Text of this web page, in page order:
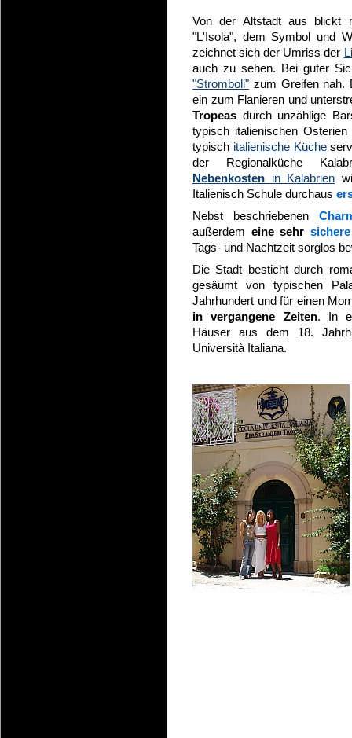
Von der Altstadt aus blickt
"L'Isola", dem Symbol und
zeichnet sich der Umriss der
auch zu sehen. Bei guter
"Stromboli" zum Greifen nah.
ein zum Flanieren und
Tropeas durch unzählige
typisch italienischen
typisch italienische Küche
der Regionalküche
Nebenkosten in Kalabrien
Italienisch Schule durchaus
Nebst beschriebenen
außerdem eine sehr
Tags- und Nachtzeit sorglos
Die Stadt besticht durch
gesäumt von typischen
Jahrhundert und für einen
in vergangene Zeiten. In
Häuser aus dem 18.
Università Italiana.